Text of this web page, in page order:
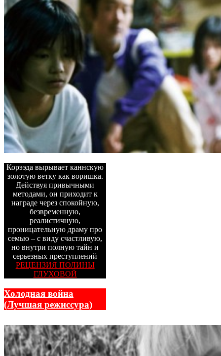
Корээда вырывает каннскую
золотую ветку как воришка.
Действуя привычными
методами, он приходит к
награде через спокойную,
безвременную,
реалистичную,
проницательную драму про
семью – с виду счастливую,
но внутри полную тайн и
серьезных преступлений
РЕЦЕНЗИЯ ПОЛИНЫ
ГЛУХОВОЙ
Холодная война
(Лучшая режиссура)